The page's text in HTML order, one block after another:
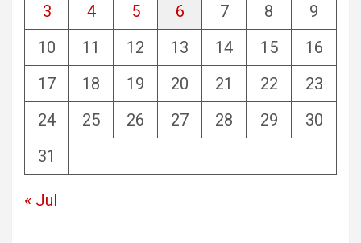
3
4 5 6 7 8
9
10
11 12 13 14 15
16
17
18 19 20 21 22
23
24
25 26 27 28 29
30
31
« Jul